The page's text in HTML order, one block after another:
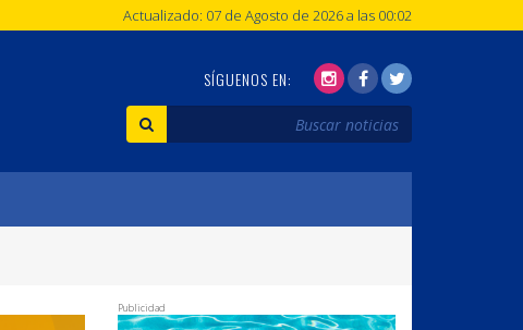
Actualizado: 07 de Agosto de 2026 a las 00:02
SÍGUENOS EN:
Publicidad